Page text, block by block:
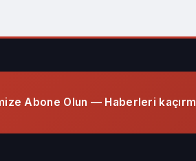
Abone Olun — Haberleri